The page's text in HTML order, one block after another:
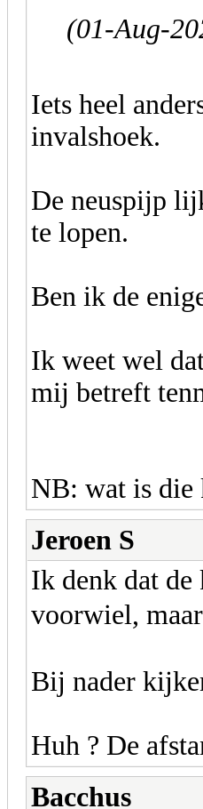
(01-Aug-
Iets heel
invalshoek.
De neuspijp
te lopen.
Ben ik de
Ik weet wel
mij betreft
NB: wat is
Jeroen S
Ik denk dat de
voorwiel,
Bij nader
Huh ? De
Bacchus